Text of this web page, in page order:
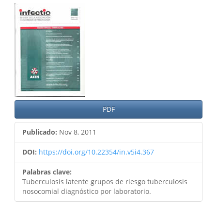
Barra
lateral
del
artículo
PDF
Publicado: Nov 8, 2011
DOI: https://doi.org/10.22354/in.v5i4.367
Palabras clave:
Tuberculosis latente grupos de riesgo tuberculosis
nosocomial diagnóstico por laboratorio.